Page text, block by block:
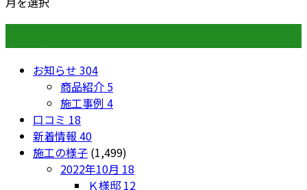
お知らせ 304
商品紹介 5
施工事例 4
口コミ 18
新着情報 40
施工の様子 (1,499)
2022年10月 18
Ｋ様邸 12